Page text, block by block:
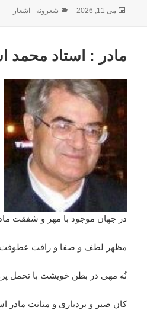
ارسال
می 11, 2026 دسته‌ها
شعرونه - اشعار
مادر : استاد محمد
در جهان موجود با مهر و شفقت
مظهر لطف و صفا و رافت
نُه مهی در بطن خویشت با تحمل
کان صبر و بردباری و متانت مادر